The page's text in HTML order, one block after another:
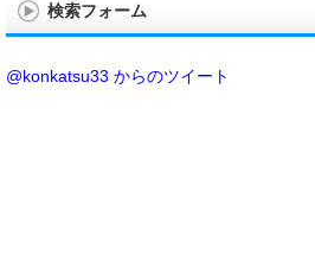
検索フォーム
@konkatsu33 からのツイート